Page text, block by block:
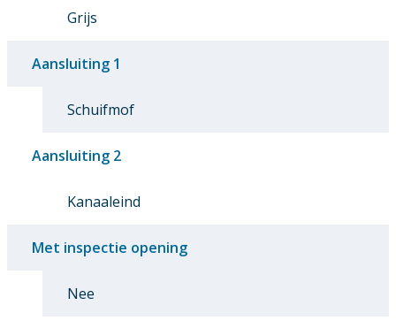
Grijs
Aansluiting 1
Schuifmof
Aansluiting 2
Kanaaleind
Met inspectie opening
Nee